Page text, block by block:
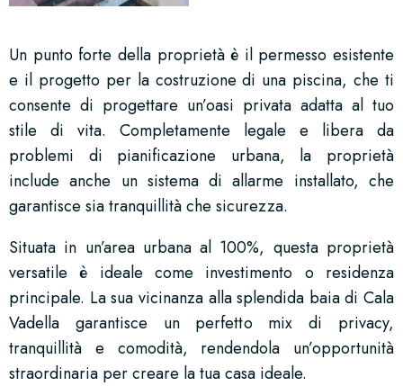
Un punto forte della proprietà è il permesso esistente
e il progetto per la costruzione di una piscina, che ti
consente di progettare un’oasi privata adatta al tuo
stile di vita. Completamente legale e libera da
problemi di pianificazione urbana, la proprietà
include anche un sistema di allarme installato, che
garantisce sia tranquillità che sicurezza.
Situata in un’area urbana al 100%, questa proprietà
versatile è ideale come investimento o residenza
principale. La sua vicinanza alla splendida baia di Cala
Vadella garantisce un perfetto mix di privacy,
tranquillità e comodità, rendendola un’opportunità
straordinaria per creare la tua casa ideale.